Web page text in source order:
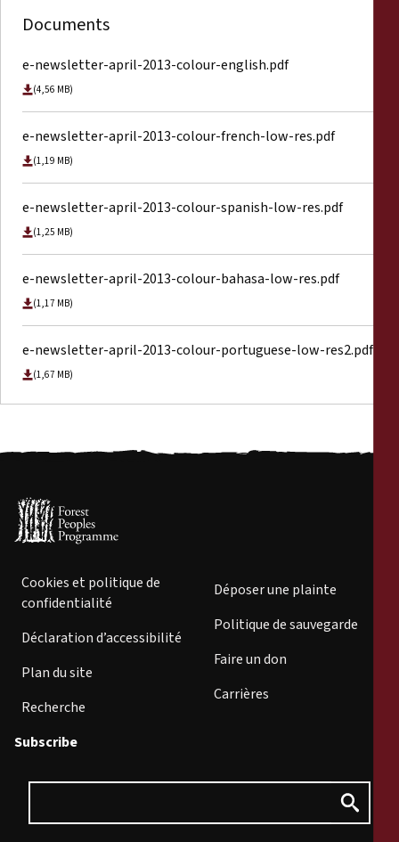
Documents
e-newsletter-april-2013-colour-english.pdf
(4,56 MB)
e-newsletter-april-2013-colour-french-low-res.pdf
(1,19 MB)
e-newsletter-april-2013-colour-spanish-low-res.pdf
(1,25 MB)
e-newsletter-april-2013-colour-bahasa-low-res.pdf
(1,17 MB)
e-newsletter-april-2013-colour-portuguese-low-res2.pdf
(1,67 MB)
Cookies et politique de
confidentialité
Déclaration d’accessibilité
Plan du site
Recherche
Déposer une plainte
Politique de sauvegarde
Faire un don
Carrières
Subscribe